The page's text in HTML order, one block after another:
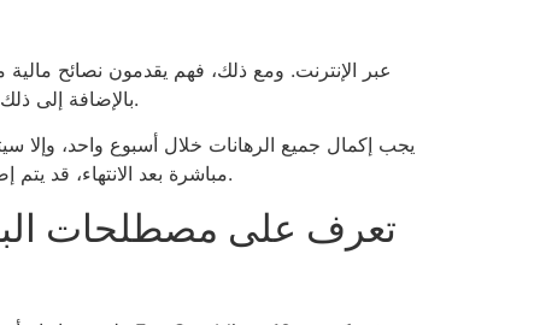
المصرفية وVenmo ويمكنك استخدام PayPal. بالإضافة إلى ذلك، هناك مجموعة جيدة من ألعاب الطاولة والموزعين المباشرين عبر الإنترنت.
يجب إكمال جميع الرهانات خلال أسبوع واحد،
جنيهات إسترلينية، وأي مكاسب تخضع لمتطلبات مراهنة رائعة تبلغ 20x. مباشرة بعد الانتهاء، قد يتم إضافة تمويل المكافأة واللفات المجانية إلى العضوية.
تعرف على مصطلحات